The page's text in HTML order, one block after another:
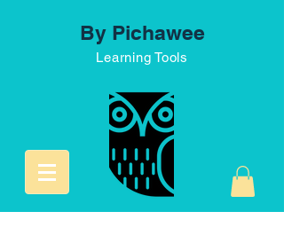
By Pichawee
Learning Tools